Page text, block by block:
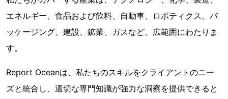
エネルギー、食品および飲料、自動車、ロボティクス、パ
ッケージング、建設、鉱業、ガスなど、広範囲にわたりま
す。
Report Oceanは、私たちのスキルをクライアントのニー
ズと統合し、適切な専門知識が強力な洞察を提供できると